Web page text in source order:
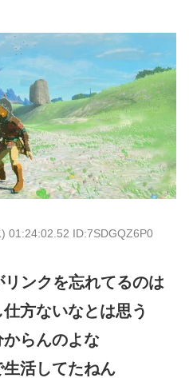
01:24:02.52 ID:7SDGQZ6P0
ンクを忘れてるのは
方ないなとは思う
らんのよな
活してたねん